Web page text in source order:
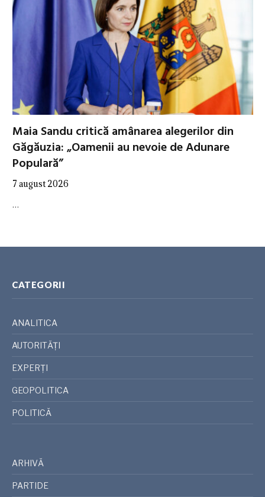
Maia Sandu critică amânarea alegerilor din
Găgăuzia: „Oamenii au nevoie de Adunare
Populară”
7 august 2026
…
CATEGORII
ANALITICA
AUTORITĂȚI
EXPERȚI
GEOPOLITICA
POLITICĂ
ARHIVĂ
PARTIDE